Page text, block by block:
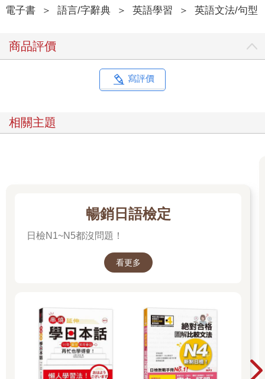
電子書 ＞ 語言/字辭典 ＞ 英語學習 ＞ 英語文法/句型
商品評價
寫評價
相關主題
暢銷日語檢定
日檢N1~N5都沒問題！
看更多